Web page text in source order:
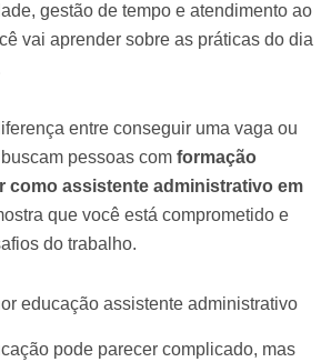
gestão de tempo e atendimento ao
vai aprender sobre as práticas do dia
entre conseguir uma vaga ou
pessoas com formação
como assistente administrativo em
que você está comprometido e
do trabalho.
educação assistente administrativo
pode parecer complicado, mas